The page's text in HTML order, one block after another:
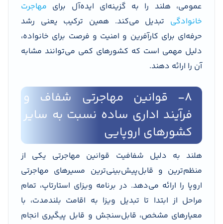
عمومی، هلند را به گزینه‌ای ایده‌آل برای مهاجرت
خانوادگی تبدیل می‌کند. همین ترکیب یعنی رشد
حرفه‌ای برای کارآفرین و امنیت و فرصت برای خانواده،
دلیل مهمی است که کشورهای کمی می‌توانند مشابه
آن را ارائه دهند.
۸- قوانین مهاجرتی شفاف و
فرآیند اداری ساده نسبت به سایر
کشورهای اروپایی
هلند به دلیل شفافیت قوانین مهاجرتی یکی از
منظم‌ترین و قابل‌پیش‌بینی‌ترین مسیرهای مهاجرتی
اروپا را ارائه می‌دهد. در برنامه ویزای استارتاپ، تمام
مراحل از ابتدا تا تبدیل ویزا به اقامت بلندمدت، با
معیارهای مشخص، قابل‌سنجش و قابل پیگیری انجام